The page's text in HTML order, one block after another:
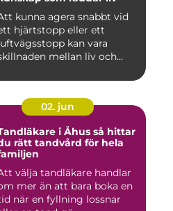
kunna agera snabbt vid
hjärtstopp eller ett
kan vara
mellan liv och...
02. jun
i Åhus så hittar
rätt tandvård för hela
välja tandläkare handlar
mer än att bara boka en
när en fyllning lossnar